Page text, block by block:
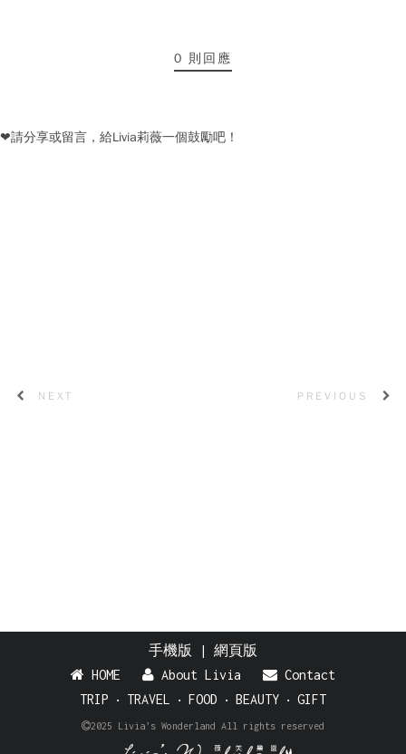
0 則回應
❤請分享或留言，給Livia莉薇一個鼓勵吧！
NEXT PREVIOUS
手機版 | 網頁版
HOME
About Livia
Contact
TRIP ‧ TRAVEL ‧ FOOD ‧ BEAUTY ‧ GIFT
2025 Livia’s Wonderland All rights reserved